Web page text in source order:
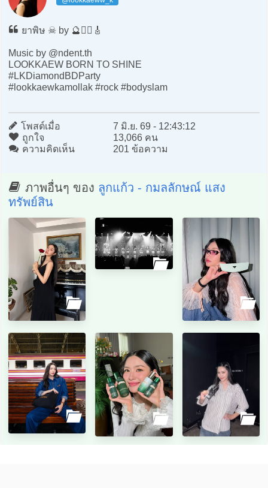
ยาพิษ ☠️ by 🔮❤️‍🔥🎸
Music by @ndent.th
LOOKKAEW BORN TO SHINE
#LKDiamondBDParty
#lookkaewkamollak #rock #bodyslam
โพสต์เมื่อ
7 มิ.ย. 69 - 12:43:12
ถูกใจ
13,066 คน
ความคิดเห็น
201 ข้อความ
ภาพอื่นๆ ของ ลูกแก้ว - กมลลักษณ์ แสง
ทรัพย์สิน